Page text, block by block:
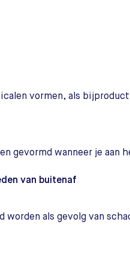
vormen, als
gevormd wanneer je aan
van buitenaf
worden als gevolg van